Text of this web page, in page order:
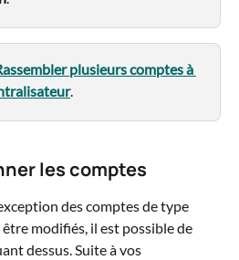
plusieurs comptes à
.
les comptes
des comptes de type
modifiés, il est possible de
dessus. Suite à vos